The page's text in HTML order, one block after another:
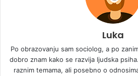
Luka
Po obrazovanju sam sociolog, a po
dobro znam kako se razvija ljudska
raznim temama, ali posebno o